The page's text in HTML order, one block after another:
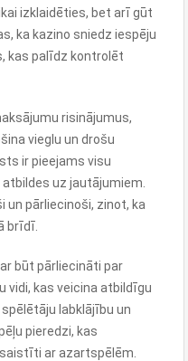
izklaidēties, bet arī gūt
ka kazino sniedz iespēju
kas palīdz kontrolēt
risinājumus,
vieglu un drošu
ir pieejams visu
uz jautājumiem.
un pārliecinoši, zinot, ka
brīdī.
būt pārliecināti par
vidi, kas veicina atbildīgu
labklājību un
pieredzi, kas
ar azartspēlēm.